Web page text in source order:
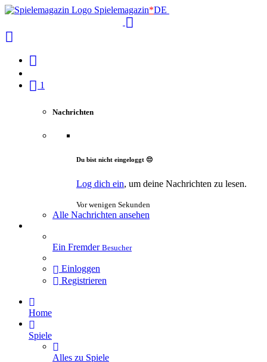
Spielemagazin*DE
1
Nachrichten
Du bist nicht eingeloggt 😔
Log dich ein, um deine Nachrichten zu lesen.
Vor wenigen Sekunden
Alle Nachrichten ansehen
Ein Fremder Besucher
Einloggen
Registrieren
Home
Spiele
Alles zu Spiele